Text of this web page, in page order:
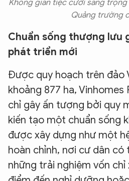
Không gian tiệc cưới sang
Quảng trường
Chuẩn sống thượng lưu
phát triển mới
Được quy hoạch trên đảo
khoảng 877 ha, Vinhomes
chỉ gây ấn tượng bởi quy
kiến tạo một chuẩn sống
được xây dựng như một
hoàn chỉnh, nơi cư dân có
những trải nghiệm vốn